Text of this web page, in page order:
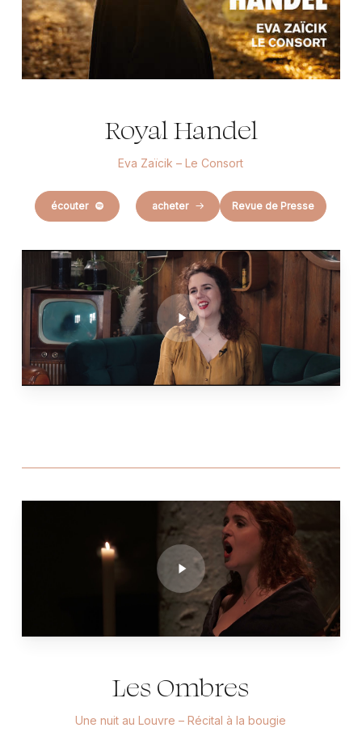
Royal Handel
Eva Zaïcik – Le Consort
écouter acheter Revue de Presse
Les Ombres
Une nuit au Louvre – Récital à la bougie